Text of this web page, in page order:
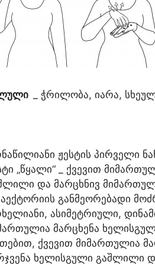
_ ჭრილობა, იარა,
ჟესტის პირველი
„წყალი“ _ ქვევით
და მარცხნივ
განმეორებადი
ასიმეტრიული,
მარცხენა
ქვევით მიმართულია
ხელისგული გაშლილი